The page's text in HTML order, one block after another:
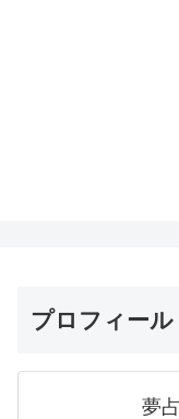
プロフィール
夢